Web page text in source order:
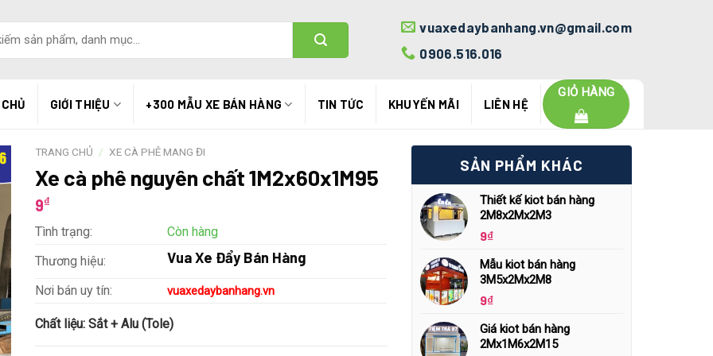
vuaxedaybanhang.vn@gmail.com
0906.516.016
GIỚI THIỆU +300 MẪU XE BÁN HÀNG TIN TỨC KHUYẾN MÃI LIÊN HỆ
GIỎ HÀNG
TRANG CHỦ / XE CÀ PHÊ MANG ĐI
Xe cà phê nguyên chất 1M2x60x1M95
9₫
Tình trạng:
Còn hàng
Thương hiệu:
Vua Xe Đẩy Bán Hàng
Nơi bán uy tín: vuaxedaybanhang.vn
Chất liệu: Sắt + Alu (Tole)
SẢN PHẨM KHÁC
Thiết kế kiot bán hàng
2M8x2Mx2M3
9₫
Mẫu kiot bán hàng
3M5x2Mx2M8
9₫
Giá kiot bán hàng
2Mx1M6x2M15